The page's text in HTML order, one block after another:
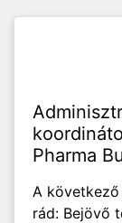
Pharma
A
rád: Bejövő